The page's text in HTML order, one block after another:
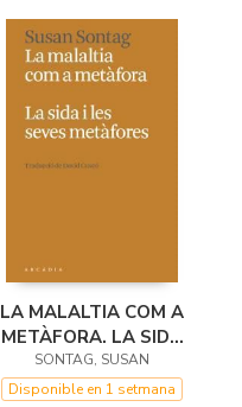
LA MALALTIA COM A
METÀFORA. LA SIDA
I LES SEVES
METÀFORES
SONTAG, SUSAN
Disponible en 1 setmana